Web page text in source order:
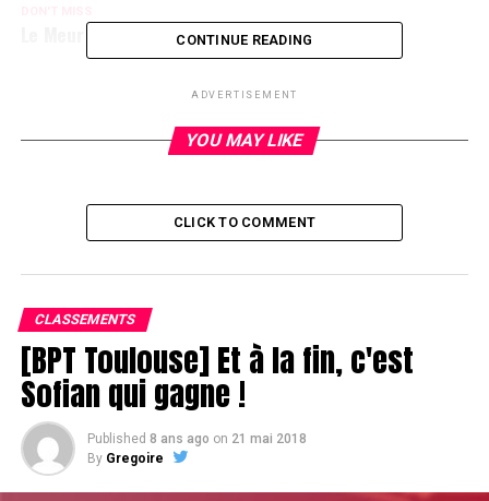
Le Meur en tenue de CombalCONTINUE READING
ADVERTISEMENT
YOU MAY LIKE
CLICK TO COMMENT
CLASSEMENTS
[BPT Toulouse] Et à la fin, c'est
Sofian qui gagne !
Published 8 ans ago on 21 mai 2018
By Gregoire